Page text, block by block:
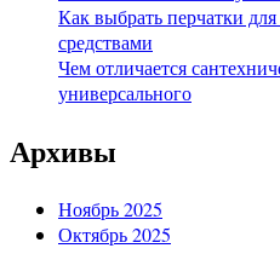
Как выбрать перчатки
средствами
Чем отличается
универсального
Архивы
Ноябрь 2025
Октябрь 2025